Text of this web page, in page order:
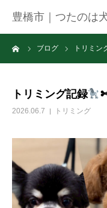
豊橋市｜つたのは
ブログ トリミン
トリミング記録
2026.06.7 トリミング
病院紹介
お知らせ
ブログ